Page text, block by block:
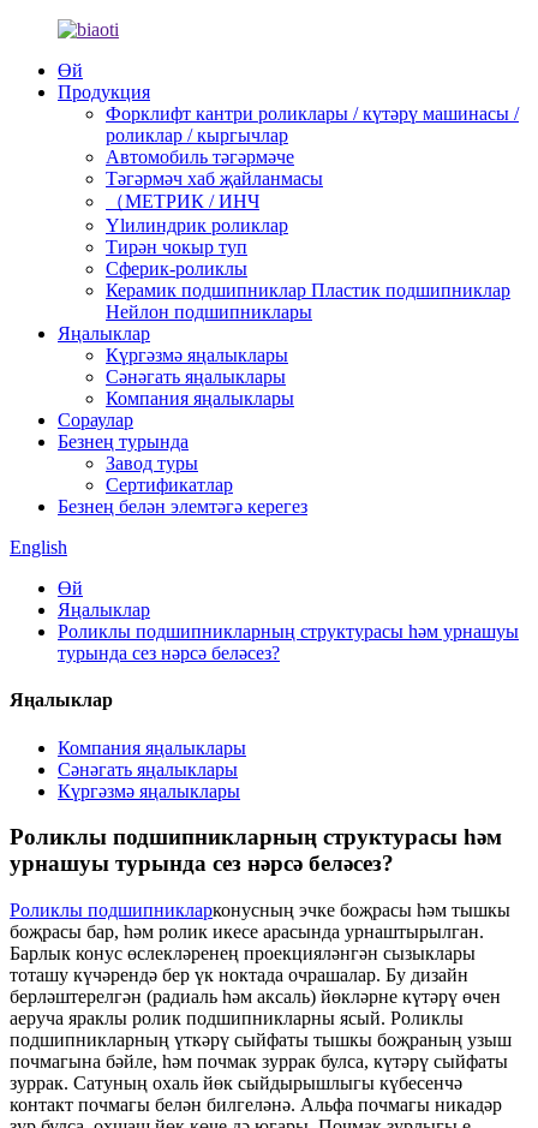
Өй
Продукция
Форклифт кантри роликлары / күтәрү машинасы /
роликлар / кыргычлар
Автомобиль тәгәрмәче
Тәгәрмәч хаб җайланмасы
（МЕТРИК / ИНЧ
Ylилиндрик роликлар
Тирән чокыр туп
Сферик-роликлы
Керамик подшипниклар Пластик подшипниклар
Нейлон подшипниклары
Яңалыклар
Күргәзмә яңалыклары
Сәнәгать яңалыклары
Компания яңалыклары
Сораулар
Безнең турында
Завод туры
Сертификатлар
Безнең белән элемтәгә керегез
English
Өй
Яңалыклар
Роликлы подшипникларның структурасы һәм урнашуы
турында сез нәрсә беләсез?
Яңалыклар
Компания яңалыклары
Сәнәгать яңалыклары
Күргәзмә яңалыклары
Роликлы подшипникларның структурасы һәм
урнашуы турында сез нәрсә беләсез?
Роликлы подшипникларконусның эчке боҗрасы һәм тышкы
боҗрасы бар, һәм ролик икесе арасында урнаштырылган.
Барлык конус өслекләренең проекцияләнгән сызыклары
тоташу күчәрендә бер үк ноктада очрашалар. Бу дизайн
берләштерелгән (радиаль һәм аксаль) йөкләрне күтәрү өчен
аеруча яраклы ролик подшипникларны ясый. Роликлы
подшипникларның үткәрү сыйфаты тышкы боҗраның узыш
почмагына бәйле, һәм почмак зуррак булса, күтәрү сыйфаты
зуррак. Сатуның охаль йөк сыйдырышлыгы күбесенчә
контакт почмагы белән билгеләнә. Альфа почмагы никадәр